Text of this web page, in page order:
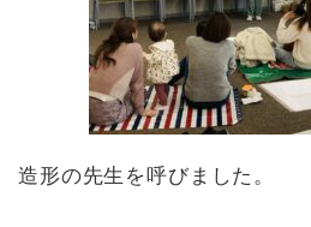
造形の先生を呼びました。